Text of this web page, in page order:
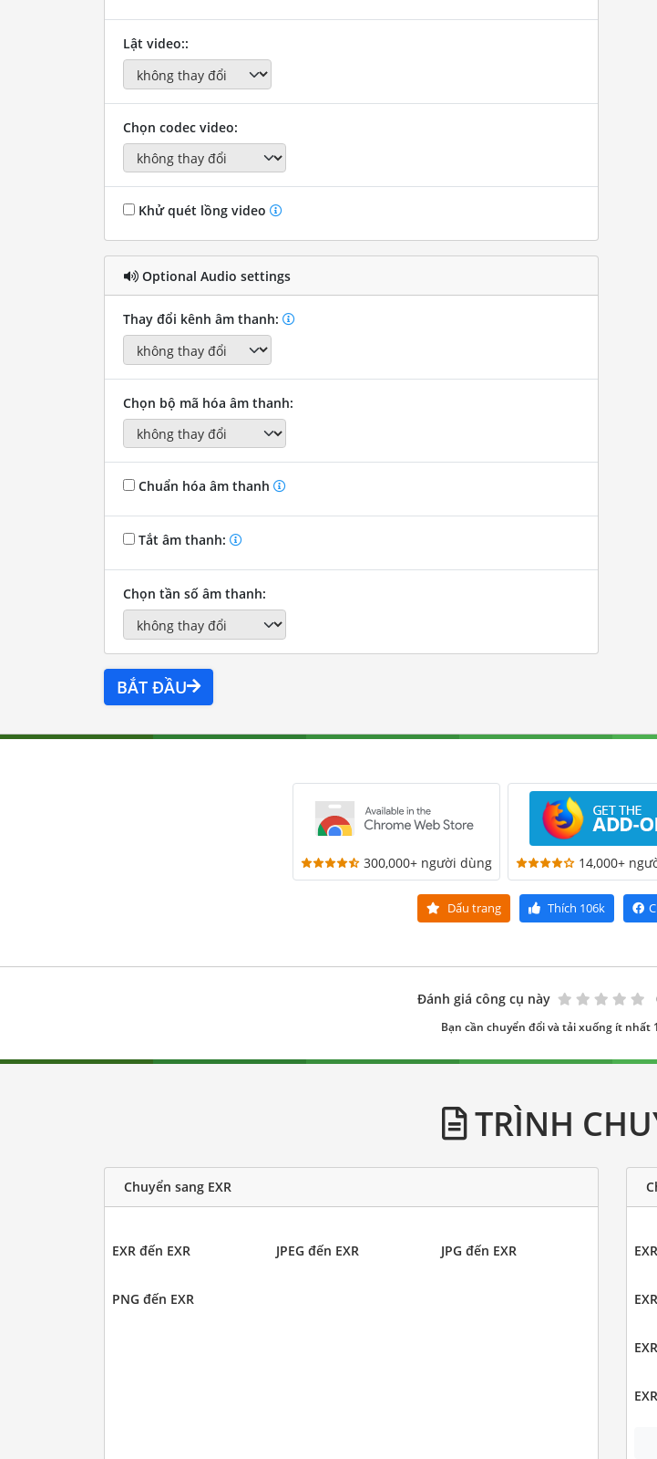
Lật video::
Chọn codec video:
Khử quét lồng video
Optional Audio settings
Thay đổi kênh âm thanh:
Chọn bộ mã hóa âm thanh:
Chuẩn hóa âm thanh
Tắt âm thanh:
Chọn tần số âm thanh:
BẮT ĐẦU
300,000+ người dùng 14,000+
Dấu trang Thích 106k
Đánh giá công cụ này
Bạn cần chuyển đổi và tải xuống ít nhất
TRÌNH
Chuyển sang EXR
EXR đến EXR JPEG đến EXR JPG đến EXR
PNG đến EXR